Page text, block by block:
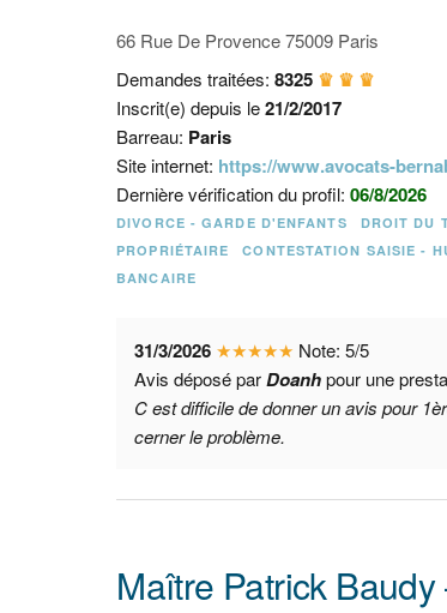
66 Rue De Provence 75009 Paris
Demandes traitées:8325 ♛ ♛ ♛
Inscrit(e) depuis le21/2/2017
Barreau: Paris
Site internet: https://www.avocats-
Dernière vérification du profil:06/8/2026
DIVORCE - GARDE D'ENFANTS DROIT DU
PROPRIÉTAIRE
CONTESTATION SAISIE -
BANCAIRE
31/3/2026 ★★★★★ Note:5/5
Avis déposé parDoanhpour une
C est difficile de donner un avis pour
cerner le problème.
Maître Patrick